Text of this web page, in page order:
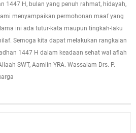
1447 H, bulan yang penuh rahmat, hidayah,
menyampaikan permohonan maaf yang
ini ada tutur-kata maupun tingkah-laku
Semoga kita dapat melakukan rangkaian
1447 H dalam keadaan sehat wal afiah
SWT, Aamiin YRA. Wassalam Drs. P.